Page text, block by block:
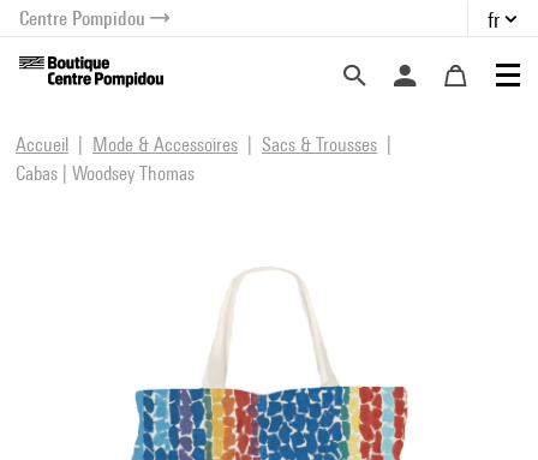
menu
contenu
Centre Pompidou fr
Accueil Mode & Accessoires
Sacs & Trousses
Cabas | Woodsey Thomas